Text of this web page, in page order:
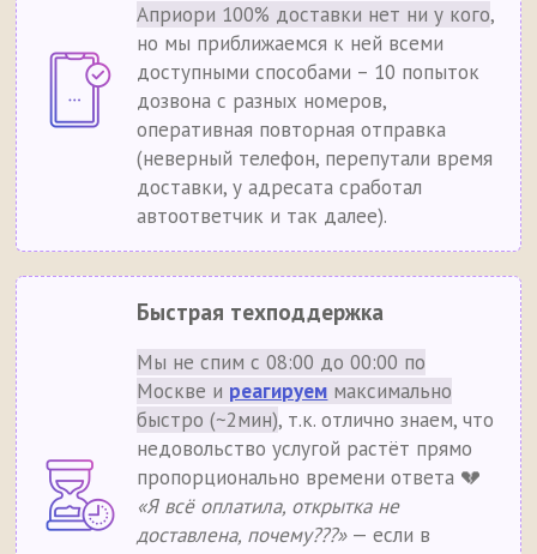
Априори 100% доставки нет ни у кого,
но мы приближаемся к ней всеми
доступными способами – 10 попыток
дозвона с разных номеров,
оперативная повторная отправка
(неверный телефон, перепутали время
доставки, у адресата сработал
автоответчик и так далее).
Быстрая техподдержка
Мы не спим с 08:00 до 00:00 по
Москве и реагируем максимально
быстро (~2мин), т.к. отлично знаем, что
недовольство услугой растёт прямо
пропорционально времени ответа 💔
«Я всё оплатила, открытка не
доставлена, почему???»— если в